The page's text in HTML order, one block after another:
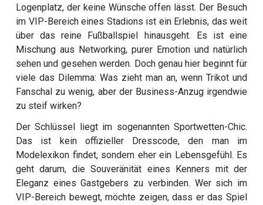
Logenplatz, der keine Wünsche offen lässt. Der Besuch
im VIP-Bereich eines Stadions ist ein Erlebnis, das weit
über das reine Fußballspiel hinausgeht. Es ist eine
Mischung aus Networking, purer Emotion und natürlich
sehen und gesehen werden. Doch genau hier beginnt für
viele das Dilemma: Was zieht man an, wenn Trikot und
Fanschal zu wenig, aber der Business-Anzug irgendwie
zu steif wirken?
Der Schlüssel liegt im sogenannten Sportwetten-Chic.
Das ist kein offizieller Dresscode, den man im
Modelexikon findet, sondern eher ein Lebensgefühl. Es
geht darum, die Souveränität eines Kenners mit der
Eleganz eines Gastgebers zu verbinden. Wer sich im
VIP-Bereich bewegt, möchte zeigen, dass er das Spiel